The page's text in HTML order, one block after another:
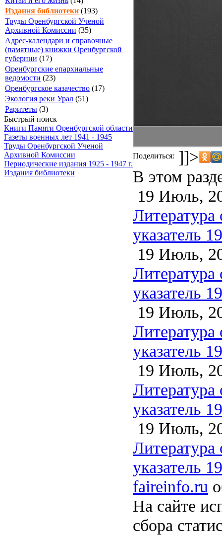
Издания библиотеки (193)
Труды Оренбургской Ученой
Архивной Комиссии (35)
Адрес-календари и справочные
(памятные) книжки Оренбургской
губернии (17)
Оренбургские епархиальные
ведомости (23)
Оренбургское казачество (17)
Экология реки Урал (51)
Раритеты (3)
Быстрый поиск
Книги Памяти Оренбургской области
Газеты военных лет 1941 - 1945
Труды Оренбургской Ученой
Архивной Комиссии
Периодические издания 1925 - 1947 г.
Издания библиотеки
Поделиться: ]]>
В этом
19 Июль,
Литература
указатель
19 Июль,
Литература
указатель
19 Июль,
Литература
указатель
19 Июль,
Литература
указатель
19 Июль,
Литература
указатель
faireinfo.ru
На сайте
сбора